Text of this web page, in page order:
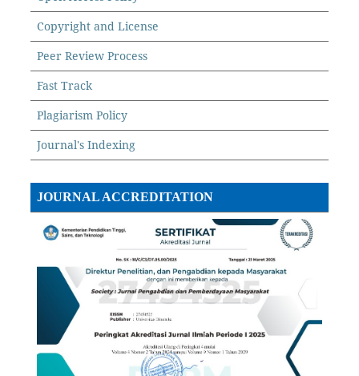
Copyright and License
Peer Review Process
Fast Track
Plagiarism Policy
Journal's Indexing
JOURNAL ACCREDITATION